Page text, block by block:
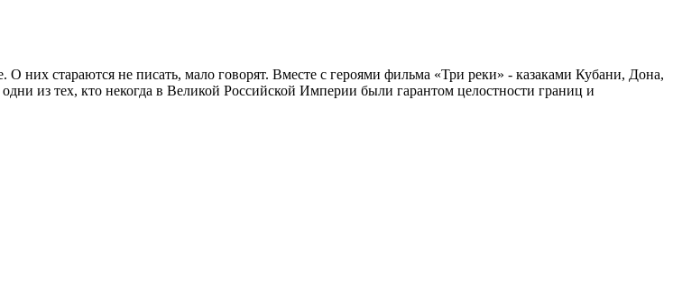
стараются не писать, мало говорят. Вместе с героями фильма «Три реки» - казаками Кубани, Дона,
из тех, кто некогда в Великой Российской Империи были гарантом целостности границ и